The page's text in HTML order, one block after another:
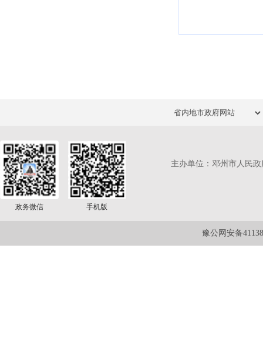
政务微信 手机版
主办单位：邓州市人民
豫公网安备